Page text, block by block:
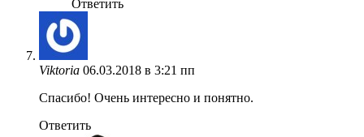
Ответить
Viktoria 06.03.2018 в 3:21 пп
Спасибо! Очень интересно и понятно.
Ответить